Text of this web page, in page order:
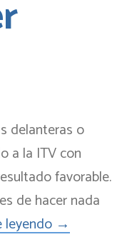
delanteras o
a la ITV con
favorable.
de hacer nada
leyendo →